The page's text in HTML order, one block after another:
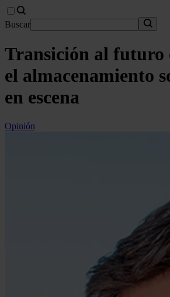
Buscar
Transición al futuro
el almacenamiento
en escena
Opinión